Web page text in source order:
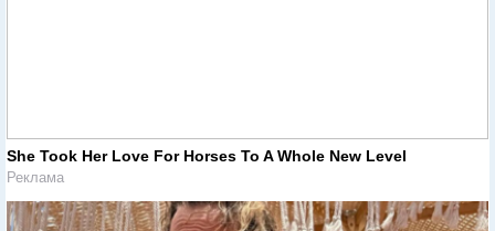
She Took Her Love For Horses To A Whole New Level
Реклама